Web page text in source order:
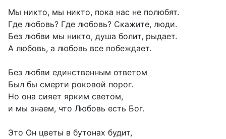
Мы никто, мы никто, пока нас не полюбят.
Где любовь? Где любовь? Скажите, люди.
Без любви мы никто, душа болит, рыдает.
А любовь, а любовь все побеждает.
Без любви единственным ответом
Был бы смерти роковой порог.
Но она сияет ярким светом,
и мы знаем, что Любовь есть Бог.
Это Он цветы в бутонах будит,